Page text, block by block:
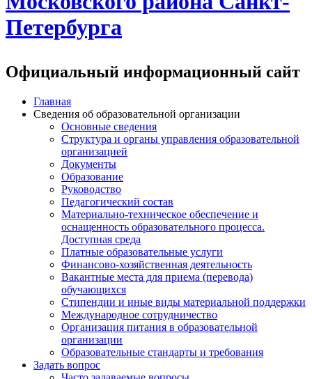
Петербурга
Официальный информационный сайт
Главная
Сведения об образовательной организации
Основные сведения
Структура и органы управления образовательной
организацией
Документы
Образование
Руководство
Педагогический состав
Материально-техническое обеспечение и
оснащенность образовательного процесса.
Доступная среда
Платные образовательные услуги
Финансово-хозяйственная деятельность
Вакантные места для приема (перевода)
обучающихся
Стипендии и иные виды материальной поддержки
Международное сотрудничество
Организация питания в образовательной
организации
Образовательные стандарты и требования
Задать вопрос